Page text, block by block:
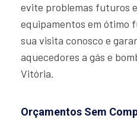
evite problemas futuros
equipamentos em ótimo
sua visita conosco e
aquecedores a gás e
Vitória.
Orçamentos Sem